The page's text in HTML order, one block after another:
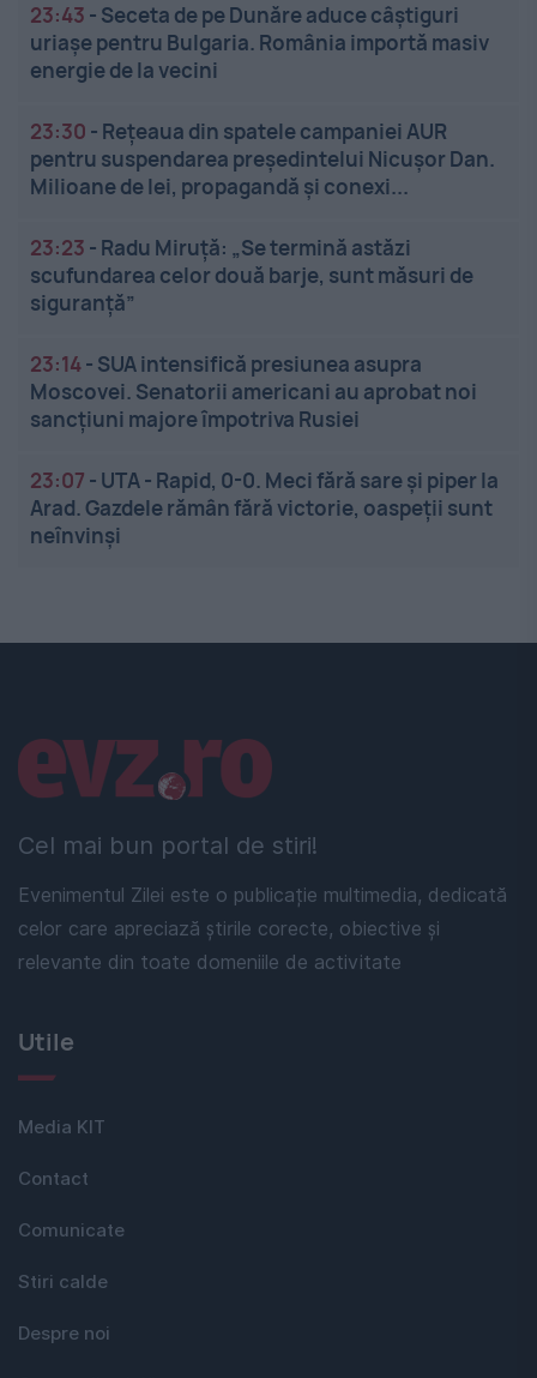
23:43 - Seceta de pe Dunăre aduce câștiguri
uriașe pentru Bulgaria. România importă masiv
energie de la vecini
23:30 - Rețeaua din spatele campaniei AUR
pentru suspendarea președintelui Nicușor Dan.
Milioane de lei, propagandă și conexi...
23:23 - Radu Miruță: „Se termină astăzi
scufundarea celor două barje, sunt măsuri de
siguranţă”
23:14- SUA intensifică presiunea asupra
Moscovei. Senatorii americani au aprobat noi
sancțiuni majore împotriva Rusiei
23:07 - UTA - Rapid, 0-0. Meci fără sare și piper la
Arad. Gazdele rămân fără victorie, oaspeții sunt
neînvinși
Cel mai bun portal de stiri!
Evenimentul Zilei este o publicație multimedia, dedicată
celor care apreciază știrile corecte, obiective și
relevante din toate domeniile de activitate
Linkuri utile
Utile
Media KIT
Contact
Comunicate
Stiri calde
Despre noi